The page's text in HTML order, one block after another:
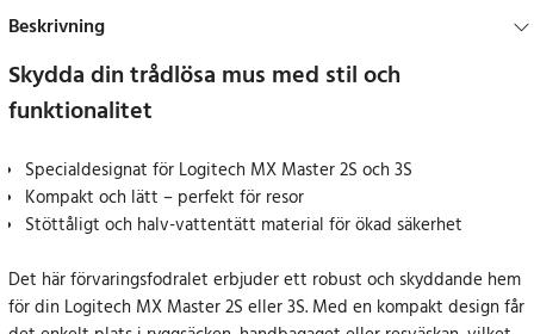
Beskrivning
Skydda din trådlösa mus med stil och
funktionalitet
Specialdesignat för Logitech MX Master 2S och 3S
Kompakt och lätt – perfekt för resor
Stöttåligt och halv-vattentätt material för ökad säkerhet
Det här förvaringsfodralet erbjuder ett robust och skyddande hem
för din Logitech MX Master 2S eller 3S. Med en kompakt design får